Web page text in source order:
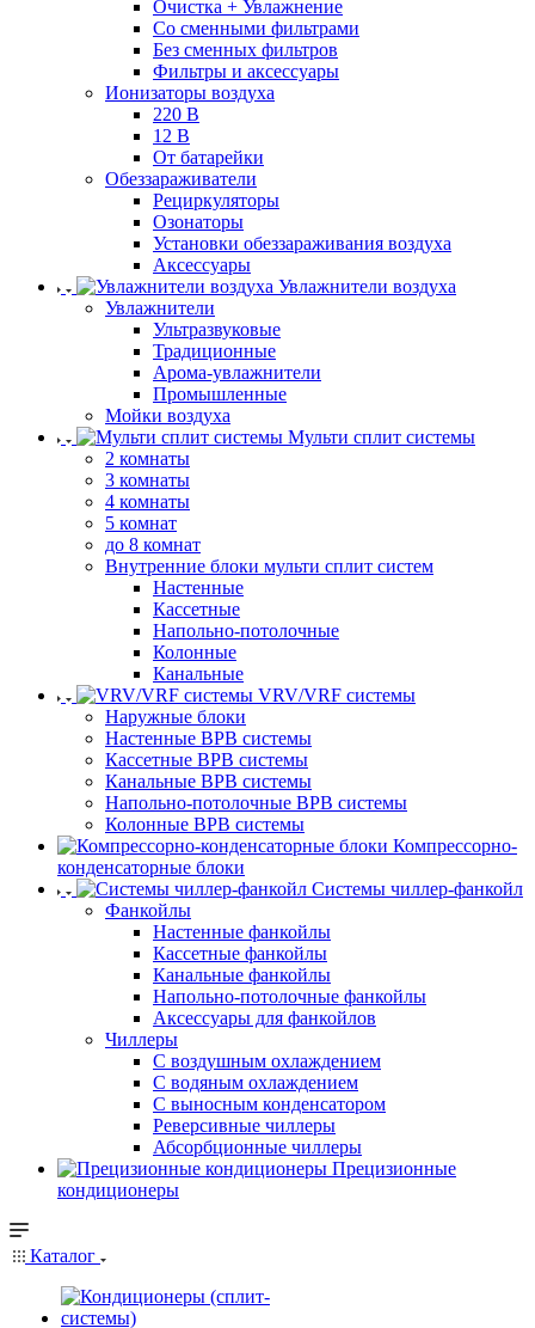
Очистка + Увлажнение
Cо сменными фильтрами
Без сменных фильтров
Фильтры и аксессуары
Ионизаторы воздуха
220 В
12 В
От батарейки
Обеззараживатели
Рециркуляторы
Озонаторы
Установки обеззараживания воздуха
Аксессуары
Увлажнители воздуха
Увлажнители
Ультразвуковые
Традиционные
Арома-увлажнители
Промышленные
Мойки воздуха
Мульти сплит системы
2 комнаты
3 комнаты
4 комнаты
5 комнат
до 8 комнат
Внутренние блоки мульти сплит систем
Настенные
Кассетные
Напольно-потолочные
Колонные
Канальные
VRV/VRF системы
Наружные блоки
Настенные ВРВ системы
Кассетные ВРВ системы
Канальные ВРВ системы
Напольно-потолочные ВРВ системы
Колонные ВРВ системы
Компрессорно-
конденсаторные блоки
Системы чиллер-фанкойл
Фанкойлы
Настенные фанкойлы
Кассетные фанкойлы
Канальные фанкойлы
Напольно-потолочные фанкойлы
Аксессуары для фанкойлов
Чиллеры
С воздушным охлаждением
С водяным охлаждением
С выносным конденсатором
Реверсивные чиллеры
Абсорбционные чиллеры
Прецизионные
кондиционеры
Каталог